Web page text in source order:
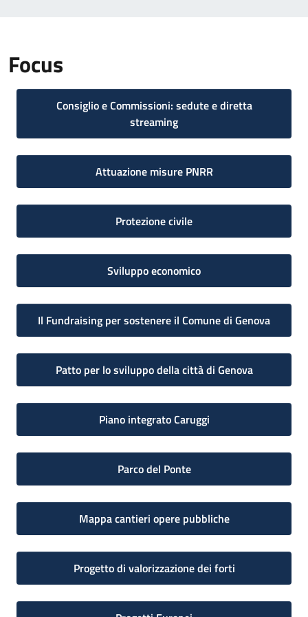
Focus
Consiglio e Commissioni: sedute e diretta
streaming
Attuazione misure PNRR
Protezione civile
Sviluppo economico
Il Fundraising per sostenere il Comune di Genova
Patto per lo sviluppo della città di Genova
Piano integrato Caruggi
Parco del Ponte
Mappa cantieri opere pubbliche
Progetto di valorizzazione dei forti